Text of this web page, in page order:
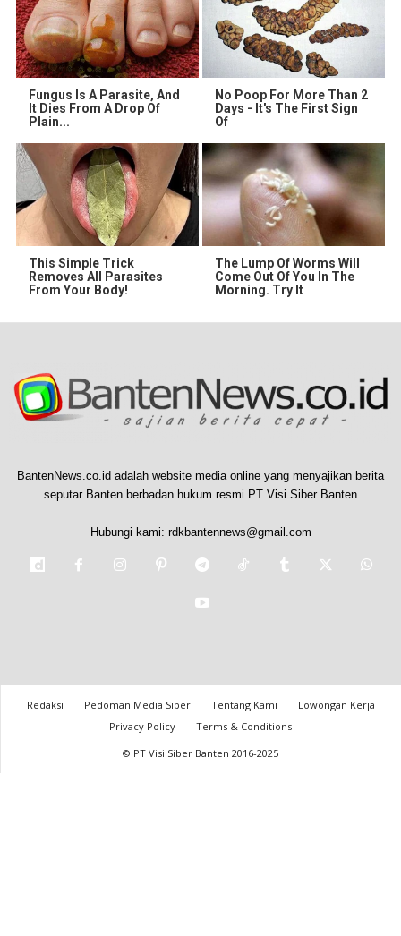
Fungus Is A Parasite, And
It Dies From A Drop Of
Plain...
No Poop For More Than 2
Days - It's The First Sign
Of
This Simple Trick
Removes All Parasites
From Your Body!
The Lump Of Worms Will
Come Out Of You In The
Morning. Try It
BantenNews.co.id adalah website media online yang menyajikan berita
seputar Banten berbadan hukum resmi PT Visi Siber Banten
Hubungi kami: rdkbantennews@gmail.com
Redaksi Pedoman Media Siber Tentang Kami
Lowongan Kerja
Privacy Policy
Terms & Conditions
© PT Visi Siber Banten 2016-2025